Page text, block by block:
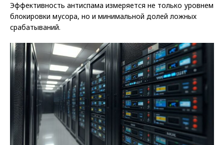
Эффективность антиспама измеряется не только уровнем
блокировки мусора, но и минимальной долей ложных
срабатываний.